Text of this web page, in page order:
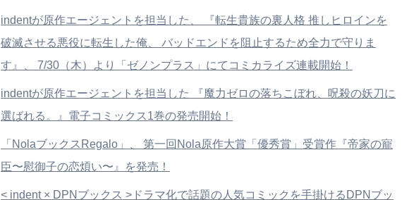
indentが原作エージェントを担当した、 『転生貴族の裏人格 推しヒロインを
破滅させる悪役に転生した俺、 バッドエンドを阻止するため全力で守りま
す』、 7/30（木）より「ゼノンプラス」にてコミカライズ連載開始！
indentが原作エージェントを担当した 『魔力ゼロの落ちこぼれ、呪殺の妖刀に
選ばれる。』電子コミックス1巻の発売開始！
「NolaブックスRegalo」、 第一回Nola原作大賞「優秀賞」受賞作『帝家の寵
臣〜慰御子の恋煩い〜』を発売！
< indent × DPNブックス >ドラマ化で話題の人気コミックを手掛けるDPNブッ